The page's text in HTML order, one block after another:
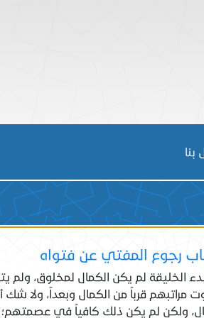
بنا
رجوع المفتي عن فتواه
الخليقة لم يكن الكمال لمخلوق، ولم
مراتبهم قرباً من الكمال وبعداً، ولا شك
ولكن لم يكن ذلك كافياً في عصمتهم؛